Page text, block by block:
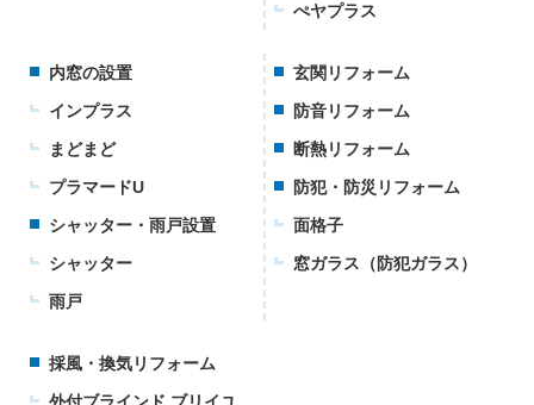
ぺヤプラス
内窓の設置
インプラス
まどまど
プラマードU
シャッター・雨戸設置
シャッター
雨戸
玄関リフォーム
防音リフォーム
断熱リフォーム
防犯・防災リフォーム
面格子
窓ガラス（防犯ガラス）
採風・換気リフォーム